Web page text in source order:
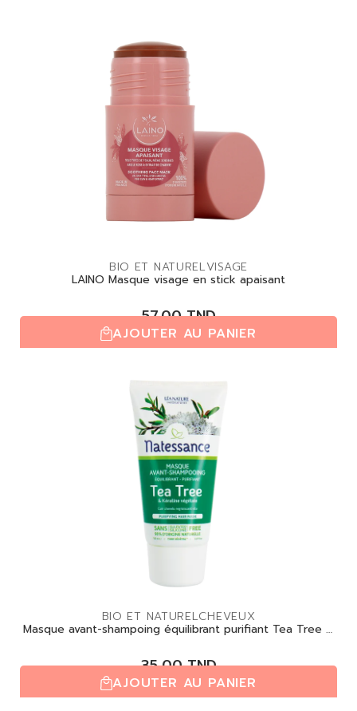
BIO ET NATURELVISAGE
LAINO Masque visage en stick apaisant
57,00TND
(0,0/5)| 0 avis
AJOUTER AU PANIER
BIO ET NATURELCHEVEUX
Masque avant-shampoing équilibrant purifiant Tea Tree –
35,00TND
(0,0/5)| 0 avis
AJOUTER AU PANIER